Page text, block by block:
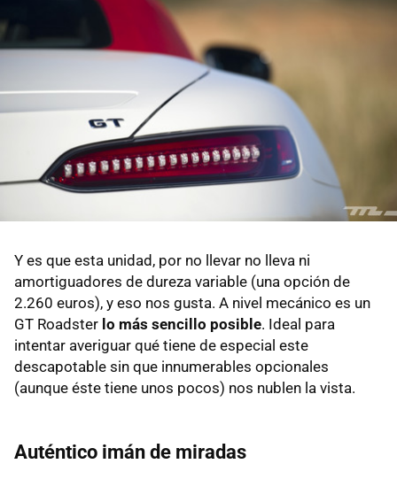
Y es que esta unidad, por no llevar no lleva ni
amortiguadores de dureza variable (una opción de
2.260 euros), y eso nos gusta. A nivel mecánico es un
GT Roadster lo más sencillo posible. Ideal para
intentar averiguar qué tiene de especial este
descapotable sin que innumerables opcionales
(aunque éste tiene unos pocos) nos nublen la vista.
Auténtico imán de miradas